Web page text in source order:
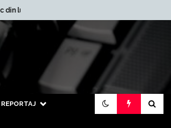
țară
REPORTAJ